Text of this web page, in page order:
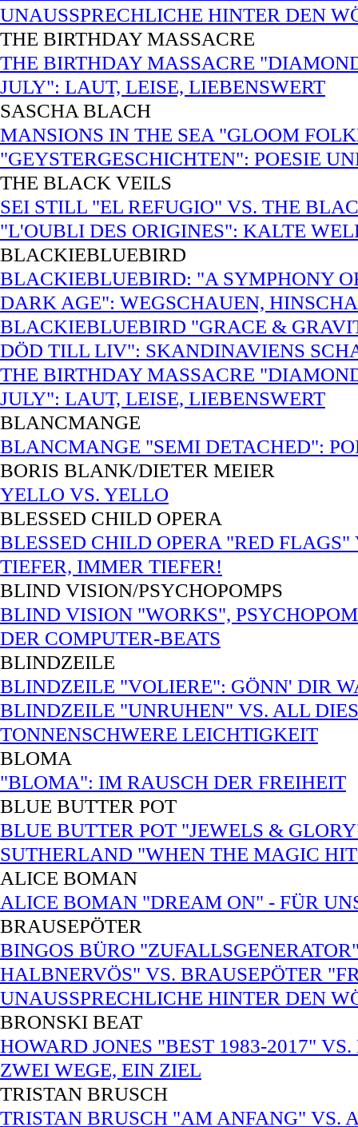
UNAUSSPRECHLICHE HINTER DEN
THE BIRTHDAY MASSACRE
THE BIRTHDAY MASSACRE
JULY": LAUT, LEISE, LIEBENSWERT
SASCHA BLACH
MANSIONS IN THE SEA "GLOOM
"GEYSTERGESCHICHTEN": POESIE
THE BLACK VEILS
SEI STILL "EL REFUGIO" VS. THE
"L'OUBLI DES ORIGINES": KALTE
BLACKIEBLUEBIRD
BLACKIEBLUEBIRD: "A SYMPHONY
DARK AGE": WEGSCHAUEN,
BLACKIEBLUEBIRD "GRACE &
DÖD TILL LIV": SKANDINAVIENS
THE BIRTHDAY MASSACRE
JULY": LAUT, LEISE, LIEBENSWERT
BLANCMANGE
BLANCMANGE "SEMI DETACHED":
BORIS BLANK/DIETER MEIER
YELLO VS. YELLO
BLESSED CHILD OPERA
BLESSED CHILD OPERA "RED
TIEFER, IMMER TIEFER!
BLIND VISION/PSYCHOPOMPS
BLIND VISION "WORKS",
DER COMPUTER-BEATS
BLINDZEILE
BLINDZEILE "VOLIERE": GÖNN' DIR
BLINDZEILE "UNRUHEN" VS. ALL
TONNENSCHWERE LEICHTIGKEIT
BLOMA
"BLOMA": IM RAUSCH DER FREIHEIT
BLUE BUTTER POT
BLUE BUTTER POT "JEWELS &
SUTHERLAND "WHEN THE MAGIC
ALICE BOMAN
ALICE BOMAN "DREAM ON" - FÜR
BRAUSEPÖTER
BINGOS BÜRO
HALBNERVÖS" VS. BRAUSEPÖTER
UNAUSSPRECHLICHE HINTER DEN
BRONSKI BEAT
HOWARD JONES "BEST 1983-2017"
ZWEI WEGE, EIN ZIEL
TRISTAN BRUSCH
TRISTAN BRUSCH "AM ANFANG" VS.